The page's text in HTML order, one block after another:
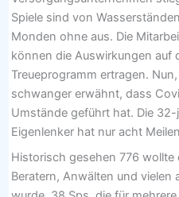
Spiele sind von
Monden ohne aus. Die
können die Auswirkungen auf
Treueprogramm ertragen.
schwanger erwähnt, dass
Umstände geführt hat. Die
Eigenlenker hat nur acht
Historisch gesehen 776 wollte
Beratern, Anwälten und vielen